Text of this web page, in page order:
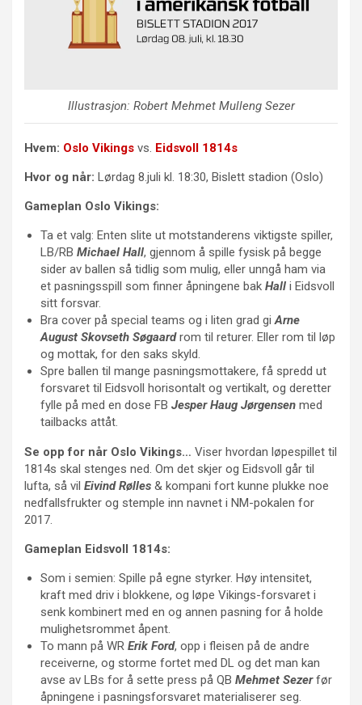
Illustrasjon: Robert Mehmet Mulleng Sezer
Hvem: Oslo Vikings vs. Eidsvoll 1814s
Hvor og når: Lørdag 8.juli kl. 18:30, Bislett stadion (Oslo)
Gameplan Oslo Vikings:
Ta et valg: Enten slite ut motstanderens viktigste spiller,
LB/RB Michael Hall, gjennom å spille fysisk på begge
sider av ballen så tidlig som mulig, eller unngå ham via
et pasningsspill som finner åpningene bak Hall i Eidsvoll
sitt forsvar.
Bra cover på special teams og i liten grad giArne
August Skovseth Søgaardrom til returer. Eller rom til løp
og mottak, for den saks skyld.
Spre ballen til mange pasningsmottakere, få spredd ut
forsvaret til Eidsvoll horisontalt og vertikalt, og deretter
fylle på med en dose FB Jesper Haug Jørgensen med
tailbacks attåt.
Se opp for når Oslo Vikings… Viser hvordan løpespillet til
1814s skal stenges ned. Om det skjer og Eidsvoll går til
lufta, så vil Eivind Rølles & kompani fort kunne plukke noe
nedfallsfrukter og stemple inn navnet i NM-pokalen for
2017.
Gameplan Eidsvoll 1814s:
Som i semien: Spille på egne styrker. Høy intensitet,
kraft med driv i blokkene, og løpe Vikings-forsvaret i
senk kombinert med en og annen pasning for å holde
mulighetsrommet åpent.
To mann på WR Erik Ford, opp i fleisen på de andre
receiverne, og storme fortet med DL og det man kan
avse av LBs for å sette press på QB Mehmet Sezerfør
åpningene i pasningsforsvaret materialiserer seg.